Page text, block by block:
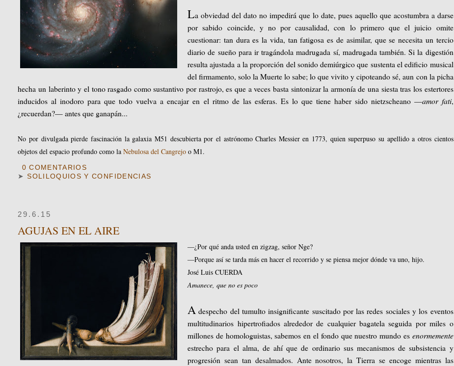
La obviedad del dato no impedirá que lo date, pues aquello que acostumbra a darse
por sabido coincide, y no por causalidad, con lo primero que el juicio omite
cuestionar: tan dura es la vida, tan fatigosa es de asimilar, que se necesita un tercio
diario de sueño para ir tragándola madrugada sí, madrugada también. Si la digestión
resulta ajustada a la proporción del sonido demiúrgico que sustenta el edificio musical
del firmamento, solo la Muerte lo sabe; lo que vivito y cipoteando sé, aun con la picha
hecha un laberinto y el tono rasgado como sustantivo por rastrojo, es que a veces basta sintonizar la armonía de una siesta tras los estertores
inducidos al inodoro para que todo vuelva a encajar en el ritmo de las esferas. Es lo que tiene haber sido nietzscheano —amor fati,
¿recuerdan?— antes que ganapán...
No por divulgada pierde fascinación la galaxia M51 descubierta por el astrónomo Charles Messier en 1773, quien superpuso su apellido a otros cientos
objetos del espacio profundo como laNebulosa del Cangrejo o M1.
0 COMENTARIOS
➤SOLILOQUIOS Y CONFIDENCIAS
29.6.15
AGUJAS EN EL AIRE
—¿Por qué anda usted en zigzag, señor Nge?
—Porque así se tarda más en hacer el recorrido y se piensa mejor dónde va uno, hijo.
José Luis CUERDA
Amanece, que no es poco
A despecho del tumulto insignificante suscitado por las redes sociales y los eventos
multitudinarios hipertrofiados alrededor de cualquier bagatela seguida por miles o
millones de homologuistas, sabemos en el fondo que nuestro mundo es enormemente
estrecho para el alma, de ahí que de ordinario sus mecanismos de subsistencia y
progresión sean tan desalmados. Ante nosotros, la Tierra se encoge mientras las